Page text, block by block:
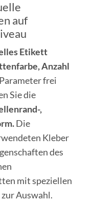
auf
Etikett
Anzahl
frei
Sie die
,
Die
Kleber
des
mit speziellen
Auswahl.